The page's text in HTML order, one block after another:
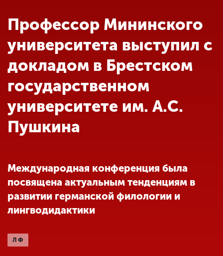
Абитуриенту
Обучение
Наука
Другие виды
деятельности
Студенческая жизнь
Профессор Мининского
университета выступил с
докладом в Брестском
государственном
университете им. А.С.
Пушкина
Международная конференция была
посвящена актуальным тенденциям в
развитии германской филологии и
лингводидактики
ЛФ